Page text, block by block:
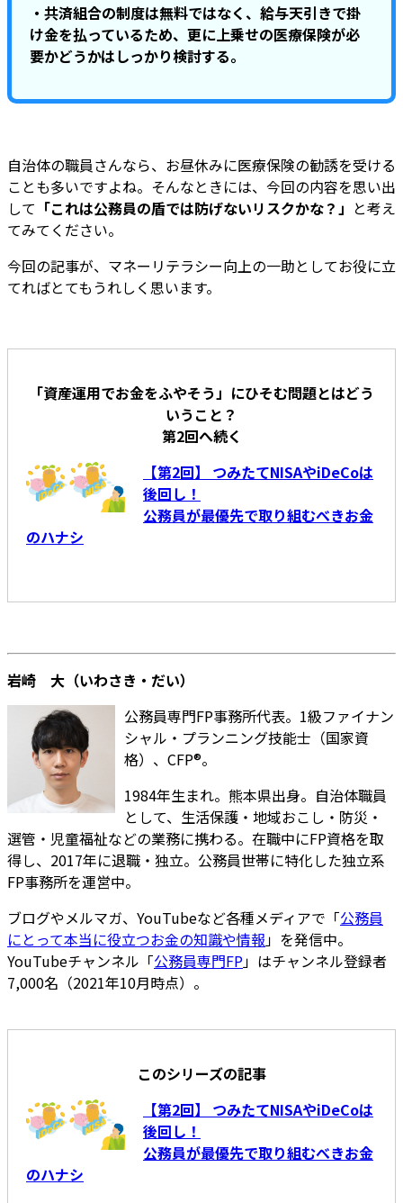
・共済組合の制度は無料ではなく、給与天引きで掛
け金を払っているため、更に上乗せの医療保険が必
要かどうかはしっかり検討する。
自治体の職員さんなら、お昼休みに医療保険の勧誘を受ける
ことも多いですよね。そんなときには、今回の内容を思い出
して 「これは公務員の盾では防げないリスクかな？」 と考え
てみてください。
今回の記事が、マネーリテラシー向上の一助としてお役に立
てればとてもうれしく思います。
「資産運用でお金をふやそう」にひそむ問題とはどう
いうこと？
第2回へ続く
【第2回】 つみたてNISAやiDeCoは
後回し！
公務員が最優先で取り組むべきお金
のハナシ
岩崎 大（いわさき・だい）
公務員専門FP事務所代表。1級ファイナン
シャル・プランニング技能士（国家資
格）、CFP®。
1984年生まれ。熊本県出身。自治体職員
として、生活保護・地域おこし・防災・
選管・児童福祉などの業務に携わる。在職中にFP資格を取
得し、2017年に退職・独立。公務員世帯に特化した独立系
FP事務所を運営中。
ブログやメルマガ、YouTubeなど各種メディアで「公務員
にとって本当に役立つお金の知識や情報 」を発信中。
YouTubeチャンネル「公務員専門FP」はチャンネル登録者
7,000名（2021年10月時点）。
このシリーズの記事
【第2回】 つみたてNISAやiDeCoは
後回し！
公務員が最優先で取り組むべきお金
のハナシ